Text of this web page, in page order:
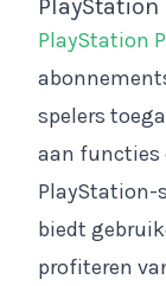
PlayStation
spelers
aan functies
PlayStation-
biedt
profiteren